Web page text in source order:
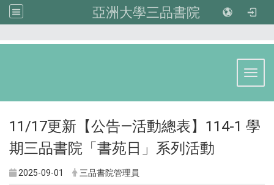
亞洲大學三品書院
11/17更新【公告—活動總表】114-1 學
期三品書院「書苑日」系列活動
2025-09-01 三品書院管理員